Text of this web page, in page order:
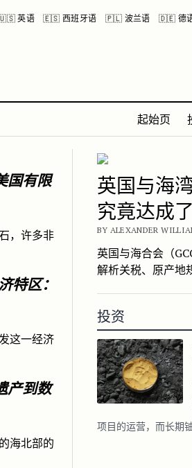
英语 🇪🇸 西班牙语 🇵🇱 波兰语 🇩🇪 德
起始页
国有限
，许多非
特区：
这一经济
产到数
海北部的
全球公民
英国与海
究竟达成
BY ALEXANDER
英国与海合会（
解析关税、原产地
投资
项目的运营，而长期